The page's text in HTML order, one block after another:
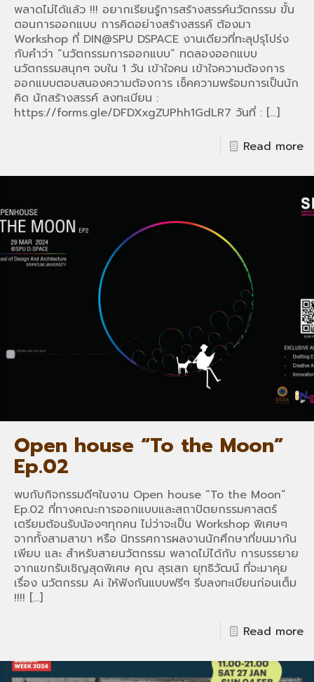
พลาดไม่ได้แล้ว !!! อยากเรียนรู้การสร้างสรรค์นวัตกรรม ขั้น
ตอนการออกแบบ การคิดอย่างสร้างสรรค์ ต้องมา
Workshop ที่ DIN@SPU DSPACE งานเดียวที่ทะลุปรุโปร่ง
กับคำว่า “นวัตกรรมการออกแบบ” ทดลองออกแบบ
นวัตกรรมสนุกๆ จบใน 1 วัน เข้าใจคน เข้าใจความต้องการ
ออกแบบตอบสนองความต้องการ เช็คความพร้อมการเป็นนัก
คิด นักสร้างสรรค์ ลงทะเบียน :
https://forms.gle/DFDXxgZUPhh1GdLR7 วันที่ : […]
Read more
Open house “To the Moon”
Ep.02
พบกับกิจกรรมดีๆในงาน Open house “To the Moon”
Ep.02 ที่ทางคณะการออกแบบและสถาปัตยกรรมศาสตร์
เตรียมต้อนรับน้องๆทุกคน ไม่ว่าจะเป็น Workshop พิเศษๆ
จากทั้งสามสาขา หรือ นิทรรศการผลงานนักศึกษาที่ขนมากัน
เพียบ และ สำหรับสายนวัตกรรม พลาดไม่ได้กับ การบรรยาย
จากแขกรับเชิญสุดพิเศษ คุณ สุรเสก ยุทธิวัฒน์ ที่จะมาคุย
เรื่อง นวัตกรรม Ai ให้ฟังกันแบบฟรีๆ รีบลงทะเบียนก่อนเต็ม
!!!! […]
Read more